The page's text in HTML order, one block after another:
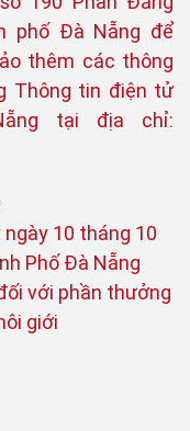
phố Đà Nẵng để
thêm các thông
Thông tin điện tử
tại địa chỉ:
ngày 10 tháng 10
Phố Đà Nẵng
với phần thưởng
giới